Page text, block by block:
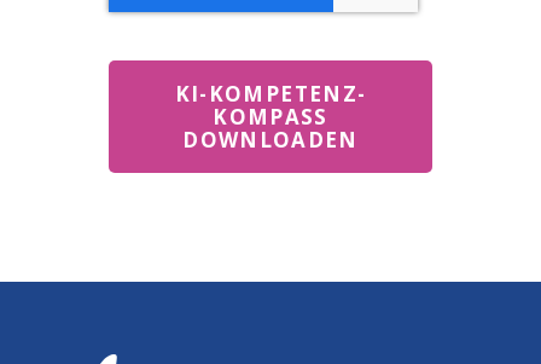
KI-KOMPETENZ-
KOMPASS
DOWNLOADEN